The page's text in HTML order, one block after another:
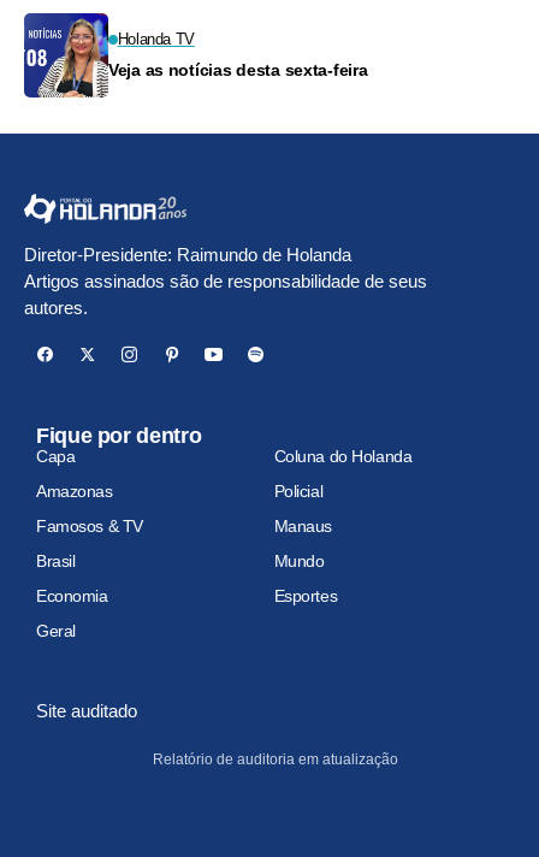
Holanda TV
Veja as notícias desta sexta-feira
Diretor-Presidente: Raimundo de Holanda
Artigos assinados são de responsabilidade de seus
autores.
Fique por dentro
Capa
Coluna do Holanda
Amazonas
Policial
Famosos & TV
Manaus
Brasil
Mundo
Economia
Esportes
Geral
Site auditado
Relatório de auditoria em atualização